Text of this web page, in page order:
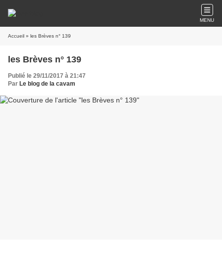
MENU
Accueil » les Brèves n° 139
les Brèves n° 139
Publié le 29/11/2017 à 21:47
Par Le blog de la cavam